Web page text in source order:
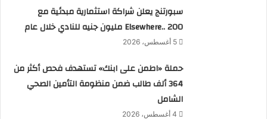
سبورتنج يعلن شراكة استثمارية مبدئية مع
Elsewhere.. 200 مليون جنيه للنادي خلال عام
5 أغسطس، 2026
حملة «اطمن على ابنك» تستهدف فحص أكثر من
364 ألف طالب ضمن منظومة التأمين الصحي
الشامل
4 أغسطس، 2026